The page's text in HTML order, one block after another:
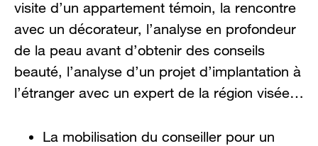
visite d’un appartement témoin, la rencontre
avec un décorateur, l’analyse en profondeur
de la peau avant d’obtenir des conseils
beauté, l’analyse d’un projet d’implantation à
l’étranger avec un expert de la région visée…
La mobilisation du conseiller pour un